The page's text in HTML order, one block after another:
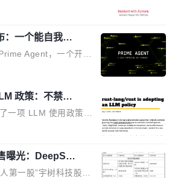
被那些"邪恶的" Hopp
易修改和适配。 更关
新与商业增长打开新
蒙智能硬件开发者日
Hardware Develope
动面向智能硬件产业
专家与资深技术顾
、设备适配、芯片适
容性测评及统一互联
交流，帮助企业进一
不可用超过 5 小时，
runner 也因调度层故
code review、C
影响。从检测到完全
2026 年 8 月的第六
服务相关。 Git
论中贴出了一组数
commit。现在，每周
亿次。GitHub...
：一个能自我改
AGI 3 超越人类
Agent，一个开源
核心设计围绕两个抽
Model（RLM）和 C
AGI 3 基准测试
5 的组合达到了 95.
了 ARC 报告的人类专
个 coding agent 包装
市面上大多数 coding
agent harness 的设
政策：不禁
码不是你写的
一项 LLM 使用政策，
库的代码贡献。这不
前由五个团队采纳，
关于 AI 辅助贡献最
核心只有一句话：LLM
曝光：DeepSe
36 个月
第一股”宇树科技股份